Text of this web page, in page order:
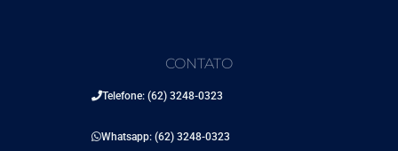
CONTATO
Telefone: (62) 3248-0323
Whatsapp: (62) 3248-0323